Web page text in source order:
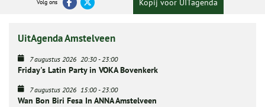
Volg ons Kopij voor UITagenda
UitAgenda Amstelveen
7 augustus 2026 20:30-23:00
Friday's Latin Party in VOKA Bovenkerk
7 augustus 2026 15:00-23:00
Wan Bon Biri Fesa In ANNA Amstelveen